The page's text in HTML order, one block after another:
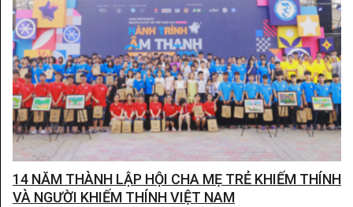
14 NĂM THÀNH LẬP HỘI CHA MẸ TRẺ KHIẾM THÍNH
VÀ NGƯỜI KHIẾM THÍNH VIỆT NAM